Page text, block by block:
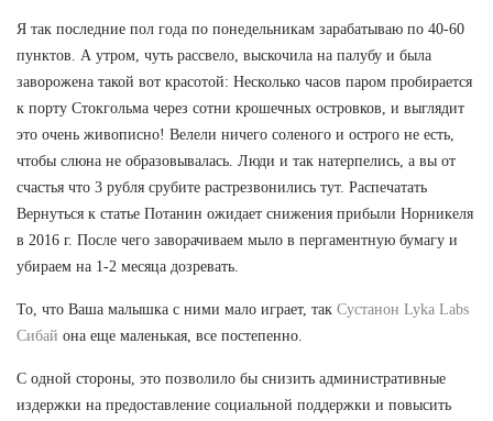
Я так последние пол года по понедельникам зарабатываю по 40-60
пунктов. А утром, чуть рассвело, выскочила на палубу и была
заворожена такой вот красотой: Несколько часов паром пробирается
к порту Стокгольма через сотни крошечных островков, и выглядит
это очень живописно! Велели ничего соленого и острого не есть,
чтобы слюна не образовывалась. Люди и так натерпелись, а вы от
счастья что 3 рубля срубите растрезвонились тут. Распечатать
Вернуться к статье Потанин ожидает снижения прибыли Норникеля
в 2016 г. После чего заворачиваем мыло в пергаментную бумагу и
убираем на 1-2 месяца дозревать.
То, что Ваша малышка с ними мало играет, так Сустанон Lyka Labs
Сибай она еще маленькая, все постепенно.
С одной стороны, это позволило бы снизить административные
издержки на предоставление социальной поддержки и повысить